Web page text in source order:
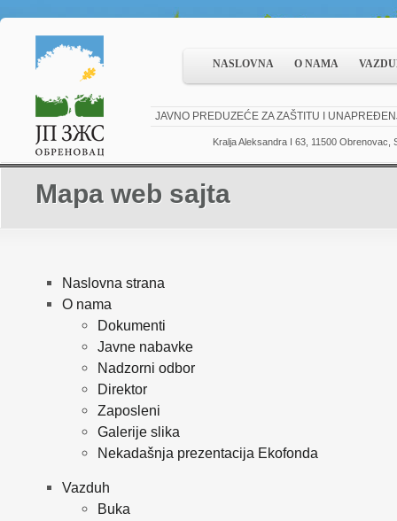
JAVNO PREDUZEĆE ZA ZAŠTITU I
Kralja Aleksandra I 63, 11500 Obrenovac,
NASLOVNA O NAMA
Mapa web sajta
Naslovna strana
O nama
Dokumenti
Javne nabavke
Nadzorni odbor
Direktor
Zaposleni
Galerije slika
Nekadašnja prezentacija Ekofonda
Vazduh
Buka